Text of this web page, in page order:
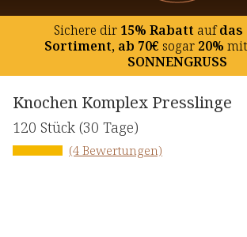
Sichere dir15% Rabatt aufdas
Sortiment, ab 70€ sogar20%
SONNENGRUSS
Knochen Komplex Presslinge
120 Stück (30 Tage)
(4 Bewertungen)